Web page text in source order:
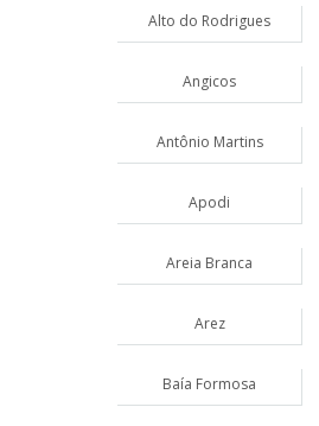
Alto do Rodrigues
Angicos
Antônio Martins
Apodi
Areia Branca
Arez
Baía Formosa